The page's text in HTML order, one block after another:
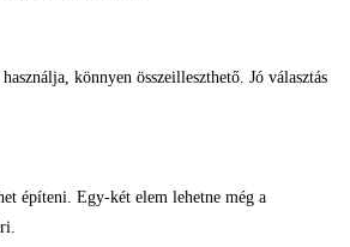
könnyen összeilleszthető. Jó választás
építeni. Egy-két elem lehetne még a